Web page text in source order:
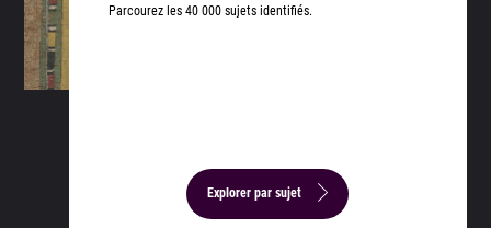
Parcourez les 40 000 sujets identifiés.
Explorer par sujet